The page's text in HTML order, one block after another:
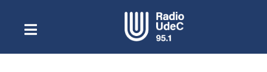
contenidoToggle
NavigationEscuchar Radio UdeC en vivo